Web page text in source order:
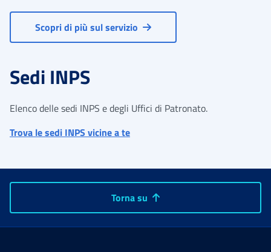
Scopri di più sul servizio
Sedi INPS
Elenco delle sedi INPS e degli Uffici di Patronato.
Trova le sedi INPS vicine a te
Torna su